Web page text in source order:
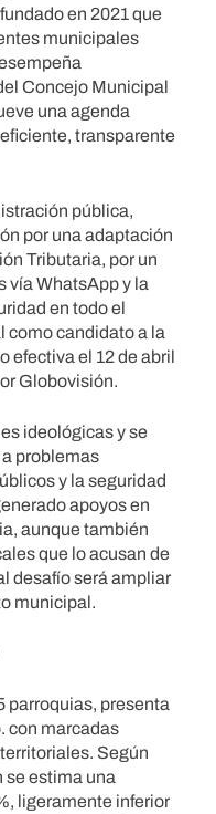
en 2021 que
municipales
Concejo Municipal
una agenda
transparente
pública,
por una adaptación
Tributaria, por un
vía WhatsApp y la
en todo el
como candidato a la
efectiva el 12 de abril
Globovisión.
ideológicas y se
problemas
y la seguridad
apoyos en
aunque también
que lo acusan de
desafío será ampliar
municipal.
parroquias, presenta
con marcadas
Según
se estima una
ligeramente inferior